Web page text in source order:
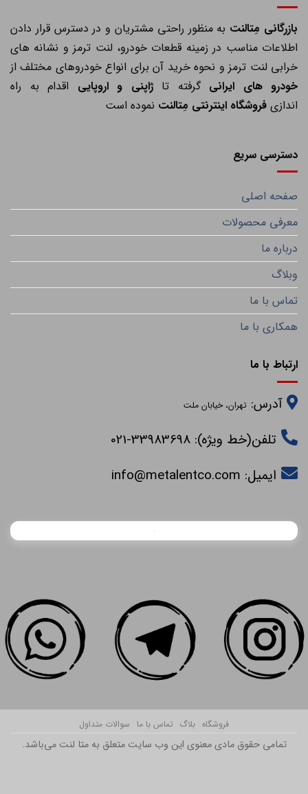
بازرگانی مِتالنتبه منظور راحتی مشتریان و در دسترس قرار دادن
اطلاعات مناسب در زمینه قطعات خودرو، لنت ترمز و نشانه های
خرابی لنت ترمز و نحوه خرید آن برای انواع خودروهای مختلف از
خودرو های ایرانیگرفته تاژاپنی و اروپاییاقدام به راه
اندازیفروشگاه اینترنتی مِتالنتنموده است
دسترسی سریع
صفحه اصلی
معرفی محصولات
درباره ما
وبلاگ
تماس با ما
همکاری با ما
ارتباط با ما
آدرس: تهران، خیابان ملت
تلفن(خط ویژه): 33983698-021
ایمیل:info@metalentco.com
فروشگاه بلاگ تماس با ما سوالات متداول
تمامی حقوق مادی معنوی این وب سایت متعلق به متا لنت می‌باشد.